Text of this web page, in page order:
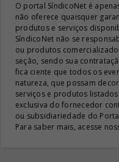
O portal SíndicoNet é
não oferece quaisquer
produtos e serviços
SíndicoNet não se
ou produtos
seção, sendo sua
fica ciente que todos os
natureza, que possam
serviços e produtos
exclusiva do fornecedor
ou subsidiariedade do
Para saber mais, acesse